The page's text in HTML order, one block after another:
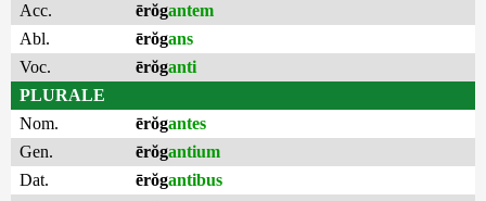
Acc.
ērŏgantem
Abl.
ērŏgans
Voc.
ērŏganti
PLURALE
Nom.
ērŏgantes
Gen.
ērŏgantium
Dat.
ērŏgantibus